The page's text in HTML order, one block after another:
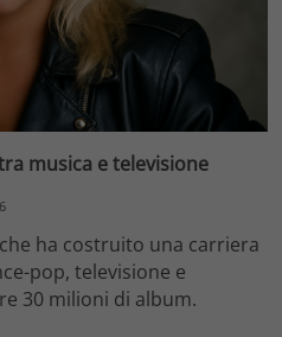
musica e televisione
ha costruito una carriera
pop, televisione e
30 milioni di album.